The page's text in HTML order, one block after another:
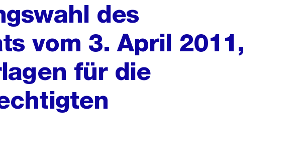
des
vom 3. April 2011,
für die